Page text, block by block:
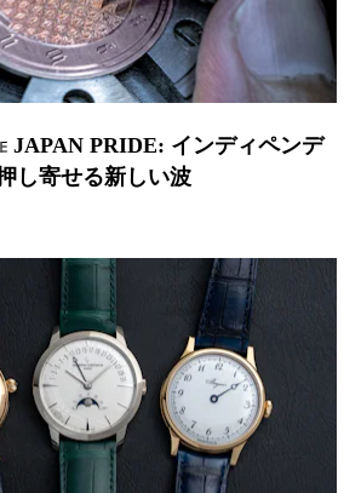
JAPAN PRIDE: インディペンデ
し寄せる新しい波